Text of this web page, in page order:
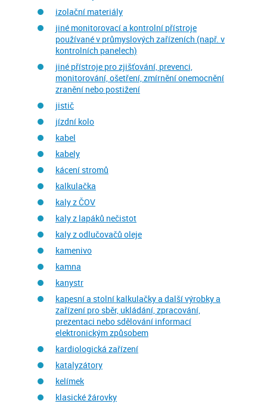
izolační materiály
jiné monitorovací a kontrolní přístroje
používané v průmyslových zařízeních (např. v
kontrolních panelech)
jiné přístroje pro zjišťování, prevenci,
monitorování, ošetření, zmírnění onemocnění
zranění nebo postižení
jistič
jízdní kolo
kabel
kabely
kácení stromů
kalkulačka
kaly z ČOV
kaly z lapáků nečistot
kaly z odlučovačů oleje
kamenivo
kamna
kanystr
kapesní a stolní kalkulačky a další výrobky a
zařízení pro sběr, ukládání, zpracování,
prezentaci nebo sdělování informací
elektronickým způsobem
kardiologická zařízení
katalyzátory
kelímek
klasické žárovky